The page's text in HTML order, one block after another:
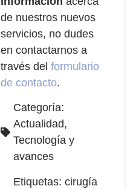
de nuestros nuevos
servicios, no dudes
en contactarnos a
través del formulario
de contacto.
Categoría:
Actualidad,
Tecnología y
avances
Etiquetas: cirugía